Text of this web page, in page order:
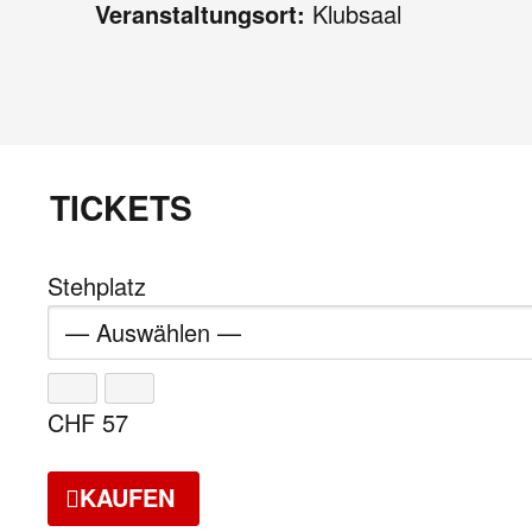
Veranstaltungsort: Klubsaal
TICKETS
Stehplatz
CHF 57
KAUFEN